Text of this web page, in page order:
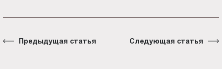
Предыдущая статья Следующая статья